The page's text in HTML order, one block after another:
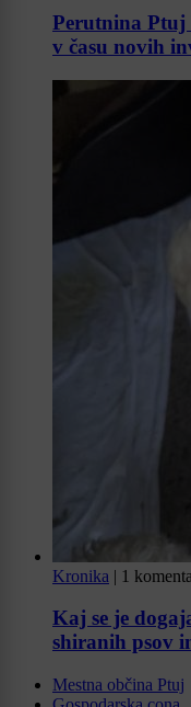
Perutnina
v času novih
Kronika | 1
Kaj se je
shiranih psov
Mestna občina Ptuj